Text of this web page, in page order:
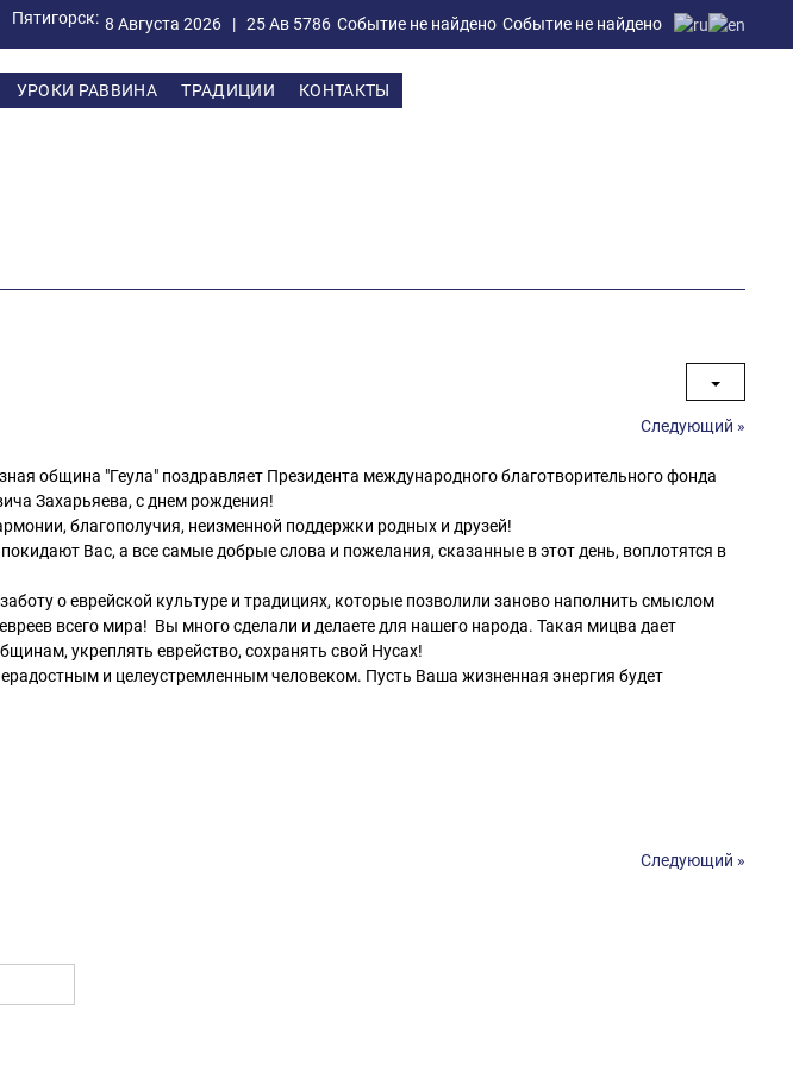
Пятигорск: 8 Августа 2026 | 25 Ав 5786 Событие не найдено Событие не найдено
УРОКИ РАВВИНА ТРАДИЦИИ КОНТАКТЫ
Следующий »
община "Геула" поздравляет Президента международного благотворительного фонда
Захарьяева, с днем рождения!
благополучия, неизменной поддержки родных и друзей!
Вас, а все самые добрые слова и пожелания, сказанные в этот день, воплотятся в
о еврейской культуре и традициях, которые позволили заново наполнить смыслом
всего мира! Вы много сделали и делаете для нашего народа. Такая мицва дает
укреплять еврейство, сохранять свой Нусах!
и целеустремленным человеком. Пусть Ваша жизненная энергия будет
Следующий »